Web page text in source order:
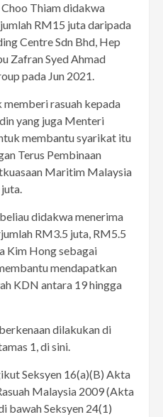
Thiam didakwa
RM15 juta daripada
Centre Sdn Bhd, Hep
Zafran Syed Ahmad
pada Jun 2021.
rasuah kepada
yang juga Menteri
membantu syarikat itu
Terus Pembinaan
Maritim Malaysia
didakwa menerima
RM3.5 juta, RM5.5
Kim Hong sebagai
mendapatkan
KDN antara 19 hingga
dilakukan di
1, di sini.
Seksyen 16(a)(B) Akta
Malaysia 2009 (Akta
bawah Seksyen 24(1)